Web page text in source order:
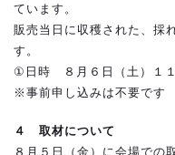
ています。
販売当日に収穫された、採
す。
①日時 ８月６日（土）１１
※事前申し込みは不要です
４ 取材について
８月５日（金）に会場での